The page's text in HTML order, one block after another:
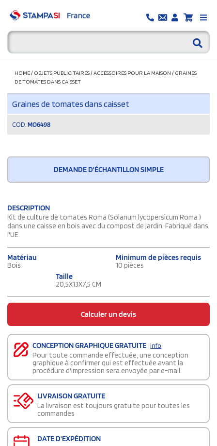
HOME/ OBJETS PUBLICITAIRES/ACCESSOIRES POUR LA MAISON / GRAINES
DE TOMATES DANS CAISSET
Graines de tomates dans caisset
COD. MO6498
DEMANDE D'ÉCHANTILLON SIMPLE
DESCRIPTION
Kit de culture de tomates Roma (Solanum lycopersicum Roma )
dans une caisse en bois avec du compost de jardin. Fabriqué dans
l'UE.
Matériau
Bois
Minimum de pièces requis
10 pièces
Taille
20,5X13X7,5 CM
Calculer un devis
CONCEPTION GRAPHIQUE GRATUITE info
Pour toute commande effectuée, une conception
graphique à confirmer qui est effectuée avant la
procédure d'impression sera envoyée par e-mail.
LIVRAISON GRATUITE
La livraison est toujours gratuite pour toutes les
commandes
DATE D'EXPÉDITION